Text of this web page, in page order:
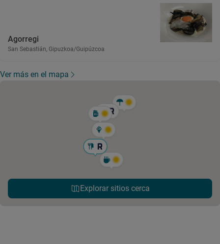
Agorregi
San Sebastián, Gipuzkoa/Guipúzcoa
Ver más en el mapa
Explorar sitios cerca